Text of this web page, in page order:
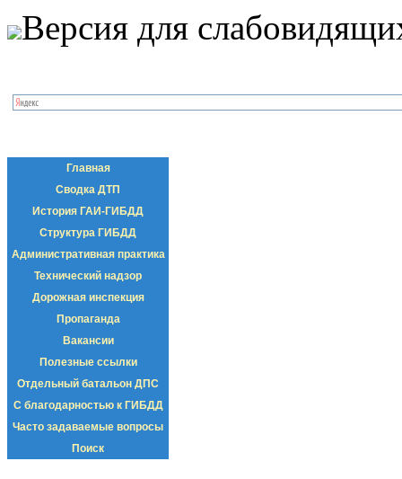
Версия для
Главная
Сводка ДТП
История ГАИ-ГИБДД
Структура ГИБДД
Административная практика
Технический надзор
Дорожная инспекция
Пропаганда
Вакансии
Полезные ссылки
Отдельный батальон ДПС
С благодарностью к ГИБДД
Часто задаваемые вопросы
Поиск